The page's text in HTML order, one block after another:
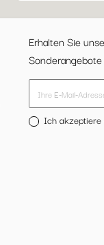
Erhalten Sie
Sonderangebote
Ich